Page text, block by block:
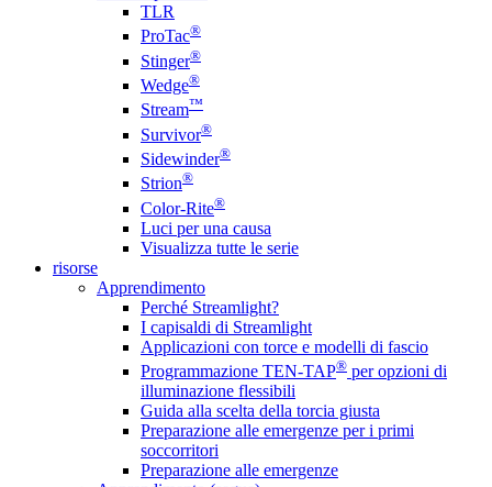
TLR
ProTac®
Stinger®
Wedge®
Stream™
Survivor®
Sidewinder®
Strion®
Color-Rite®
Luci per una causa
Visualizza tutte le serie
risorse
Apprendimento
Perché Streamlight?
I capisaldi di Streamlight
Applicazioni con torce e modelli di fascio
Programmazione TEN-TAP® per opzioni di
illuminazione flessibili
Guida alla scelta della torcia giusta
Preparazione alle emergenze per i primi
soccorritori
Preparazione alle emergenze